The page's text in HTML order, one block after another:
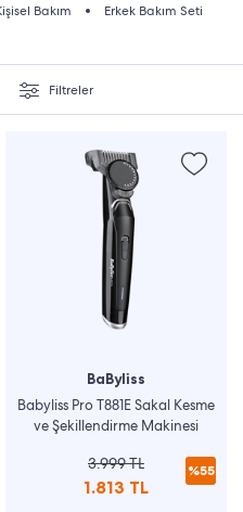
Bakım Erkek Bakım Seti
Filtreler
BaByliss
Babyliss Pro T881E Sakal Kesme
ve Şekillendirme Makinesi
3.999 TL
1.813 TL
%55